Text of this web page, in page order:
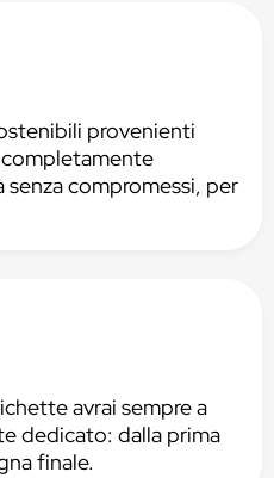
provenienti
compromessi, per
avrai sempre a
dedicato: dalla prima
finale.